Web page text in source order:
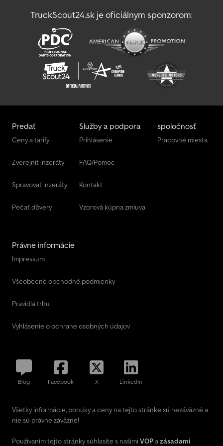
Volvo Fh 16
Zmrzlinový Voz
TruckScout24.sk je oficiálnym sponzorom:
Predať
Ceny a tarify
Zverejniť inzeráty
Spravovať inzeráty
Pečať dôvery
Služby a podpora
Prihlásenie
FAQ/Pomoc
Kontakt
Vzorová kúpna zmluva
spoločnosť
Pracovné miesta
Právne informácie
Impressum
Všeobecné obchodné podmienky
Pravidlá trhu
Vyhlásenie o ochrane osobných údajov
Blog Facebook X LinkedIn
Všetky informácie, ponuky a ceny na tejto stránke sú nezáväzné a
nie sú právne záväzné!
Používaním tejto stránky súhlasíte s našimi VOPazásadami